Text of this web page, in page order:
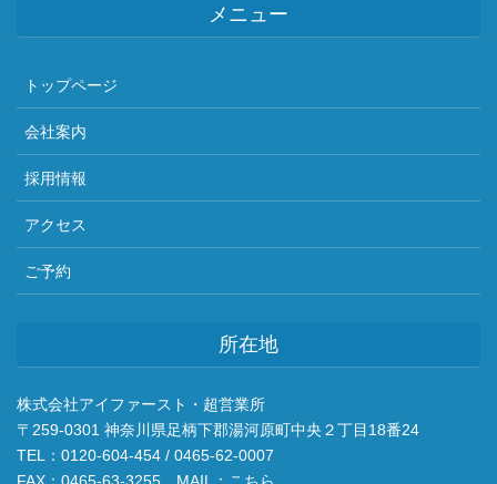
メニュー
トップページ
会社案内
採用情報
アクセス
ご予約
所在地
株式会社アイファースト・超営業所
〒259-0301 神奈川県足柄下郡湯河原町中央２丁目18番24
TEL：0120-604-454 / 0465-62-0007